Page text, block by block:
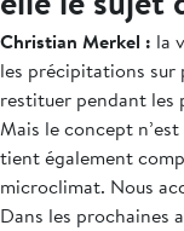
Christian Merkel : la
les précipitations sur
restituer pendant les
Mais le concept
tient également
microclimat. Nous
Dans les prochaines